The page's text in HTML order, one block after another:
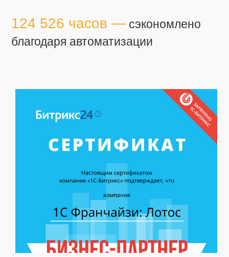
124 526 часов — сэкономлено
благодаря автоматизации